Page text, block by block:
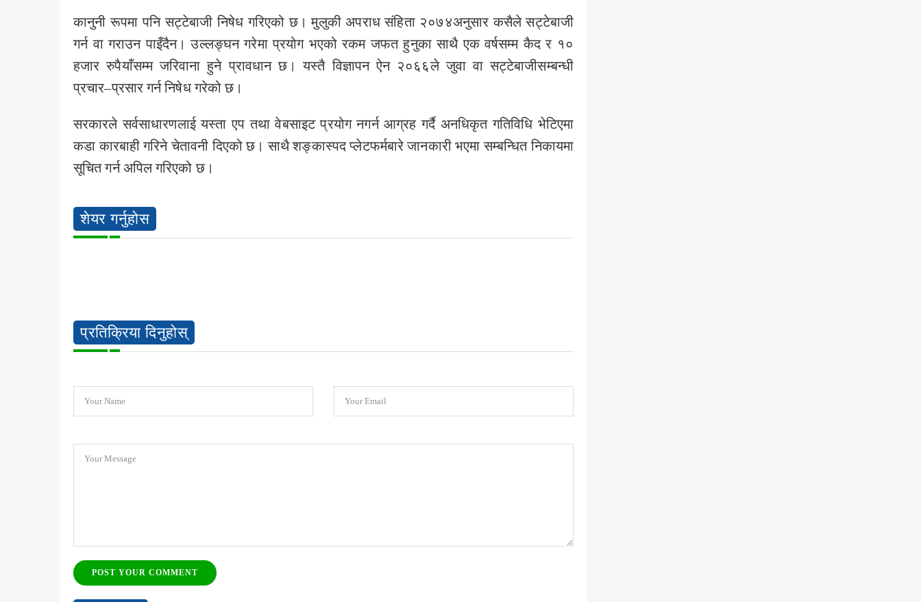
कानुनी रूपमा पनि सट्टेबाजी निषेध गरिएको छ। मुलुकी अपराध संहिता २०७४अनुसार कसैले सट्टेबाजी
गर्न वा गराउन पाइँदैन। उल्लङ्घन गरेमा प्रयोग भएको रकम जफत हुनुका साथै एक वर्षसम्म कैद र १०
हजार रुपैयाँसम्म जरिवाना हुने प्रावधान छ। यस्तै विज्ञापन ऐन २०६६ले जुवा वा सट्टेबाजीसम्बन्धी
प्रचार–प्रसार गर्न निषेध गरेको छ।
सरकारले सर्वसाधारणलाई यस्ता एप तथा वेबसाइट प्रयोग नगर्न आग्रह गर्दै अनधिकृत गतिविधि भेटिएमा
कडा कारबाही गरिने चेतावनी दिएको छ। साथै शङ्कास्पद प्लेटफर्मबारे जानकारी भएमा सम्बन्धित निकायमा
सूचित गर्न अपिल गरिएको छ।
शेयर गर्नुहोस
प्रतिक्रिया दिनुहोस्
Your Name Your Email
Your Message
POST YOUR COMMENT